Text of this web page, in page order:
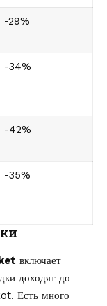
-29%
-34%
-42%
-35%
включает
доходят до
Есть много